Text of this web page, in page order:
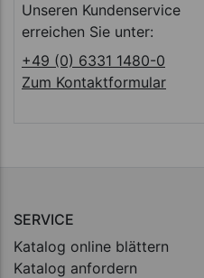
Unseren Kundenservice
erreichen Sie unter:
+49 (0) 6331 1480-0
Zum Kontaktformular
SERVICE
Katalog online blättern
Katalog anfordern